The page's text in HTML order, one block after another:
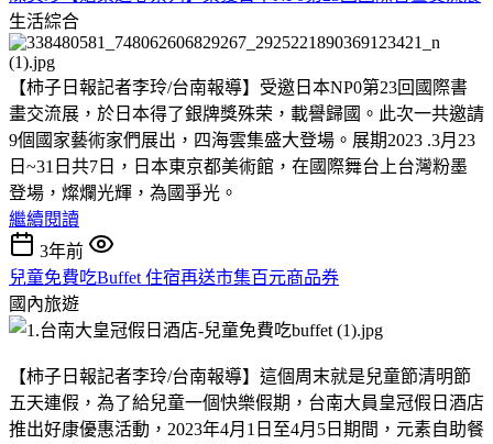
生活綜合
【柿子日報記者李玲/台南報導】受邀日本NP0第23回國際書
畫交流展，於日本得了銀牌獎殊荣，載譽歸國。此次一共邀請
9個國家藝術家們展出，四海雲集盛大登場。展期2023 .3月23
日~31日共7日，日本東京都美術館，在國際舞台上台灣粉墨
登場，燦爛光輝，為國爭光。
繼續閱讀
3年前
兒童免費吃Buffet 住宿再送市集百元商品券
國內旅遊
【柿子日報記者李玲/台南報導】這個周末就是兒童節清明節
五天連假，為了給兒童一個快樂假期，台南大員皇冠假日酒店
推出好康優惠活動，2023年4月1日至4月5日期間，元素自助餐